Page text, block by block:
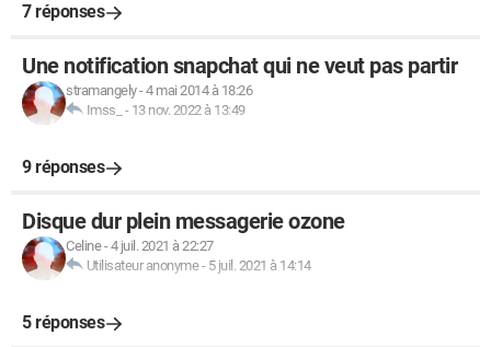
7 réponses
Une notification snapchat qui ne veut pas partir
stramangely-4 mai 2014 à 18:26
Imss_ - 13 nov. 2022 à 13:49
9 réponses
Disque dur plein messagerie ozone
Celine-4 juil. 2021 à 22:27
Utilisateur anonyme- 5 juil. 2021 à 14:14
5 réponses